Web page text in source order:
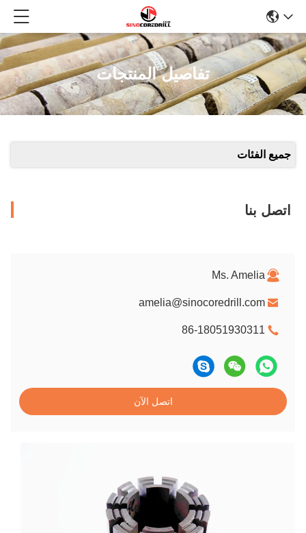
تفاصيل المنتجات
جميع الفئات
اتصل بنا
Ms. Amelia
amelia@sinocoredrill.com
86-18051930311
اتصل الآن